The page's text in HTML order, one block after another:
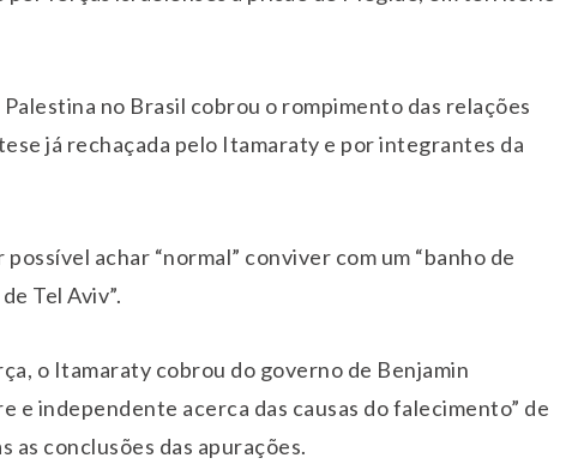
no Brasil cobrou o rompimento das relações
já rechaçada pelo Itamaraty e por integrantes da
achar “normal” conviver com um “banho de
Tel Aviv”.
o Itamaraty cobrou do governo de Benjamin
e independente acerca das causas do falecimento” de
as conclusões das apurações.